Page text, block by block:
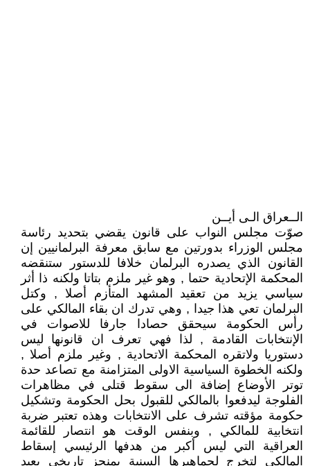
الــعراق الـى أيــن
صوّت مجلس النواب على قانون يقضي بتحديد رئاسة
مجلس الوزراء بدورتين مع سابق معرفة البرلمانيين إن
القانون الذي يصدره البرلمان خلافا للدستور ستنقضه
المحكمة الإتحادية حتما , وهو غير ملزم بتاتا ولكنه ذا أثر
سياسي يزيد من تعقيد المشهد المتأزم أصلا , وكتل
البرلمان تعي هذا جيدا , وهي تدرك ان بقاء المالكي على
رأس الحكومة سيحقق حصادا جارفا للاصوات في
الإنتخابات القادمة , لذا فهي تعرف ان قانونها ليس
دستوريا ولاتقره المحكمة الاتحادية , وغير ملزم أصلا ,
ولكنه الخطوة السياسية الاولى المتزامنة مع تصاعد حدة
توتر الأوضاع إضافة الى سقوط قتلى في مظاهرات
الفلوجة ليدفعوا بالمالكي للقبول بحل الحكومة وتشكيل
حكومة مؤقته تشرف على الانتخابات وهذه تعتبر ضربة
انتخابية للمالكي , وبنفس الوقت هو انتصار للقائمة
العراقية التي ليس أكبر من هدفها الرئيسي إسقاط
المالكي لتخرج لجماهيرها السنية بمنجز تاريخي يعيد